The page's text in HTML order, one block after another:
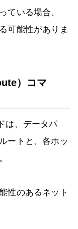
ている場合、
可能性がありま
）コマ
は、データパ
ートと、各ホッ
性のあるネット